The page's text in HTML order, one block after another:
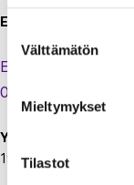
Suostumuksen
valinta
Välttämätön
Mieltymykset
Tilastot
Energiateollisuus ry
Eteläranta 10,
00130 Helsinki
Y-tunnus:
1924697-5